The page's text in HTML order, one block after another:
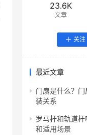
23.6K
文章
关注
最近文章
门扇是什么？
装关系
罗马杆和轨道
和适用场景